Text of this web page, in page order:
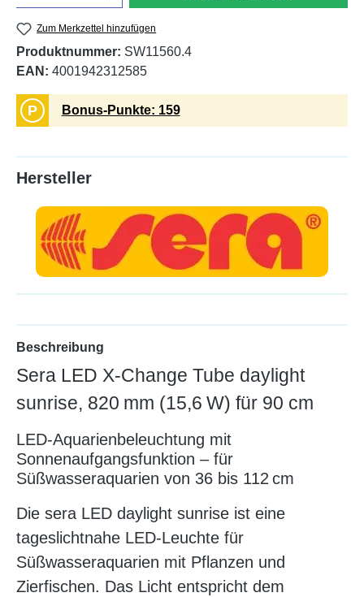
Zum Merkzettel hinzufügen
Produktnummer: SW11560.4
EAN: 4001942312585
P Bonus-Punkte: 159
Hersteller
Beschreibung
Sera LED X-Change Tube daylight
sunrise, 820 mm (15,6 W) für 90 cm
LED-Aquarienbeleuchtung mit
Sonnenaufgangsfunktion – für
Süßwasseraquarien von 36 bis 112 cm
Die sera LED daylight sunrise ist eine
tageslichtnahe LED-Leuchte für
Süßwasseraquarien mit Pflanzen und
Zierfischen. Das Licht entspricht dem